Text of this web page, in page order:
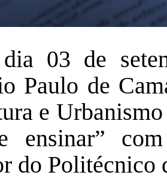
03 de
Paulo de
e
ensinar”
do